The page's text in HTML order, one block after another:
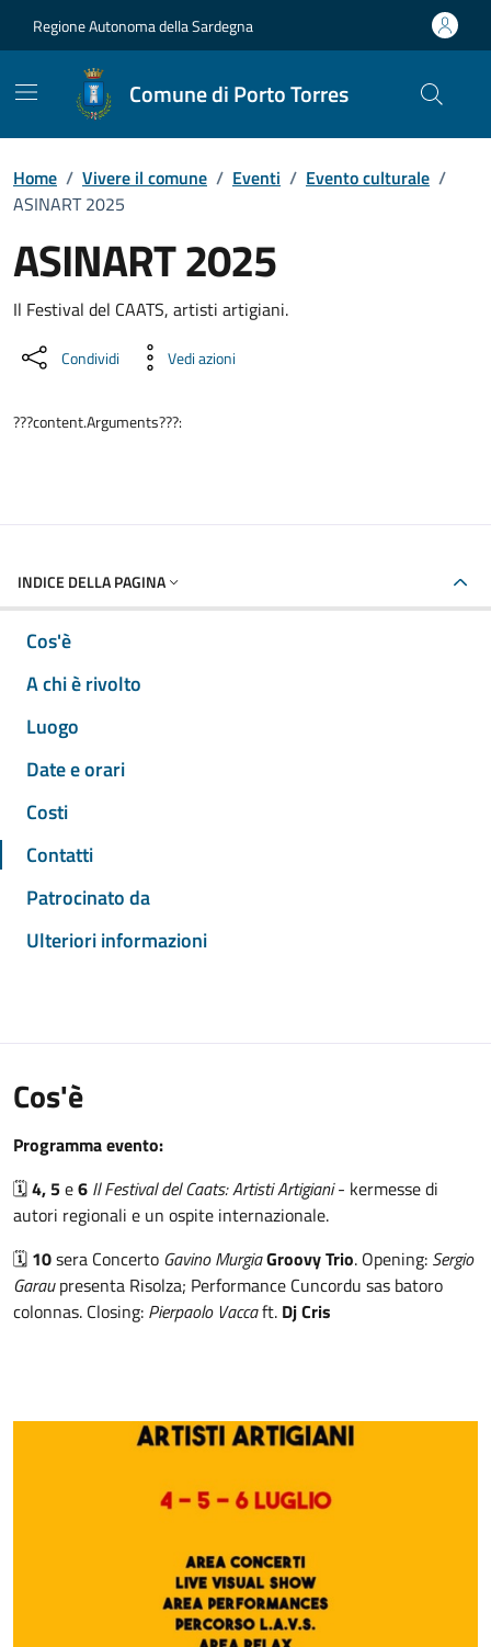
Regione Autonoma della Sardegna
Comune di Porto Torres
Home / Vivere il comune / Eventi / Evento culturale /
ASINART 2025
ASINART 2025
Dettaglio dell'evento
Il Festival del CAATS, artisti artigiani.
Condividi Vedi azioni
???content.Arguments???:
INDICE DELLA PAGINA
Cos'è
A chi è rivolto
Luogo
Date e orari
Costi
Contatti
Patrocinato da
Ulteriori informazioni
Cos'è
Programma evento:
🗓️4, 5e6 Il Festival del Caats: Artisti Artigiani- kermesse di
autori regionali e un ospite internazionale.
🗓️ 10sera Concerto Gavino MurgiaGroovy Trio. Opening: Sergio
Garaupresenta Risolza; Performance Cuncordu sas batoro
colonnas. Closing: Pierpaolo Vaccaft. Dj Cris